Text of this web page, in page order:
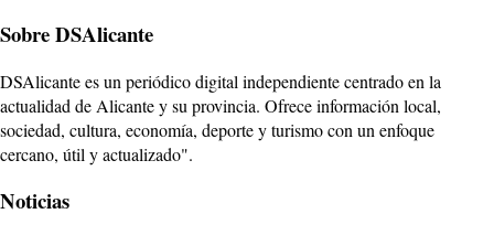
Sobre DSAlicante
DSAlicante es un periódico digital independiente centrado en la
actualidad de Alicante y su provincia. Ofrece información local,
sociedad, cultura, economía, deporte y turismo con un enfoque
cercano, útil y actualizado".
Noticias